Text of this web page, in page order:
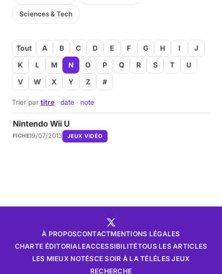
Sciences & Tech
Tout A B C D E F G H I
J
K
L M N O P Q R S T
U
V
W X Y Z #
Trier par titre · date · note
Nintendo Wii U
FICHE19/07/2013 JEUX VIDÉO
À PROPOSCONTACTMENTIONS LÉGALES
CHARTE ÉDITORIALEACCESSIBILITÉTOUS LES ARTICLES
LES MIEUX NOTÉSCE SOIR À LA TÉLÉLES JEUX
RECHERCHE